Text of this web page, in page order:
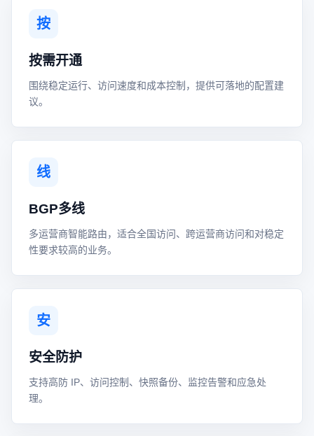
按
按需开通
围绕稳定运行、访问速度和成本控制，提供可落地的配置建
议。
线
BGP多线
多运营商智能路由，适合全国访问、跨运营商访问和对稳定
性要求较高的业务。
安
安全防护
支持高防 IP、访问控制、快照备份、监控告警和应急处
理。